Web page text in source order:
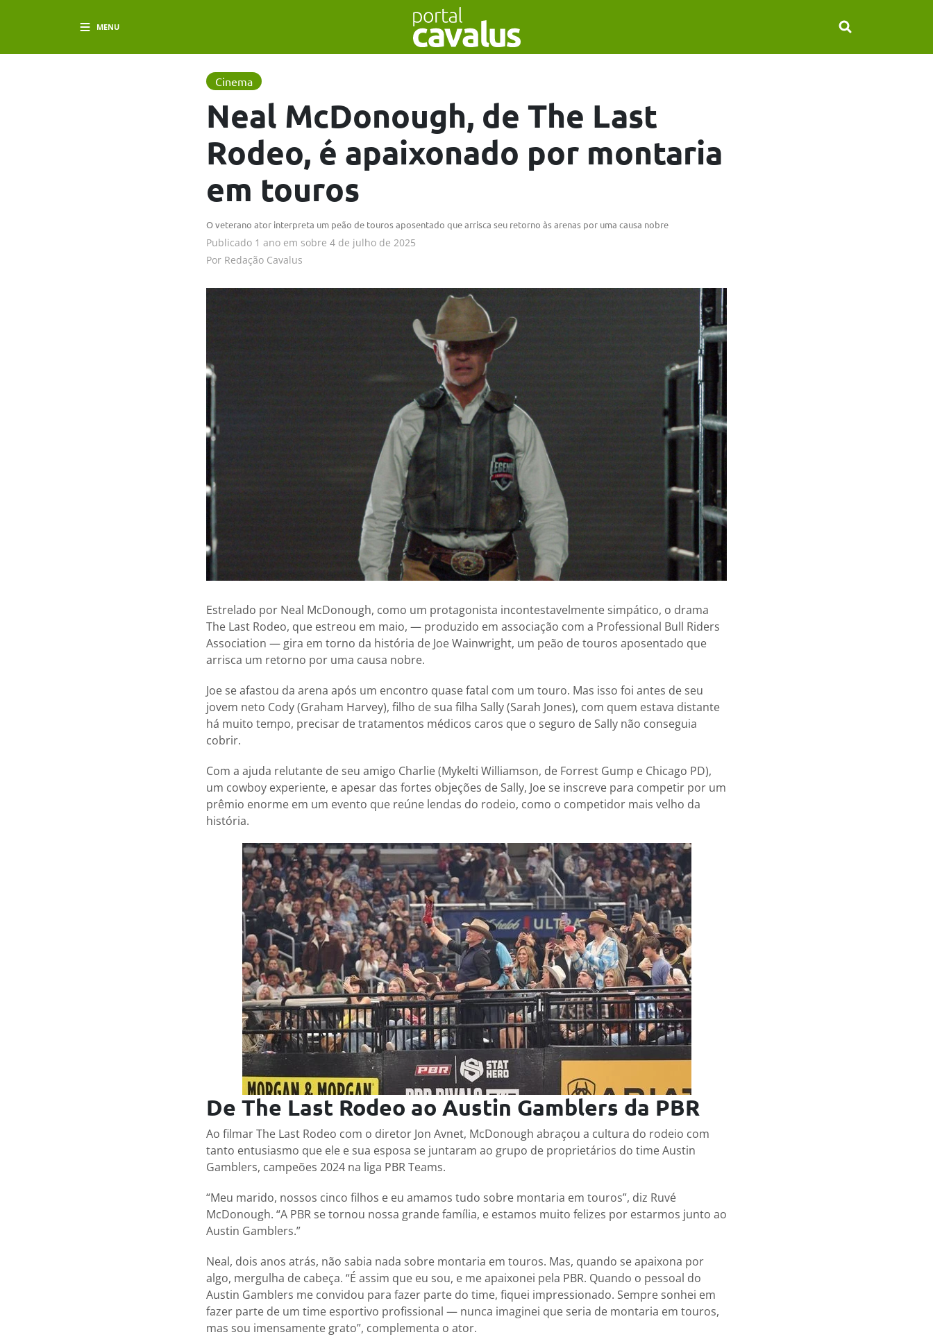
MENU
Cinema
Neal McDonough, de The Last
Rodeo, é apaixonado por montaria
em touros
O veterano ator interpreta um peão de touros aposentado que arrisca seu retorno às arenas por uma causa nobre
Publicado 1 ano em sobre 4 de julho de 2025
Por Redação Cavalus
Estrelado por Neal McDonough, como um protagonista incontestavelmente simpático, o drama
The Last Rodeo, que estreou em maio, — produzido em associação com a Professional Bull Riders
Association — gira em torno da história de Joe Wainwright, um peão de touros aposentado que
arrisca um retorno por uma causa nobre.
Joe se afastou da arena após um encontro quase fatal com um touro. Mas isso foi antes de seu
jovem neto Cody (Graham Harvey), filho de sua filha Sally (Sarah Jones), com quem estava distante
há muito tempo, precisar de tratamentos médicos caros que o seguro de Sally não conseguia
cobrir.
Com a ajuda relutante de seu amigo Charlie (Mykelti Williamson, de Forrest Gump e Chicago PD),
um cowboy experiente, e apesar das fortes objeções de Sally, Joe se inscreve para competir por um
prêmio enorme em um evento que reúne lendas do rodeio, como o competidor mais velho da
história.
De The Last Rodeo ao Austin Gamblers da PBR
Ao filmar The Last Rodeo com o diretor Jon Avnet, McDonough abraçou a cultura do rodeio com
tanto entusiasmo que ele e sua esposa se juntaram ao grupo de proprietários do time Austin
Gamblers, campeões 2024 na liga PBR Teams.
“Meu marido, nossos cinco filhos e eu amamos tudo sobre montaria em touros”, diz Ruvé
McDonough. “A PBR se tornou nossa grande família, e estamos muito felizes por estarmos junto ao
Austin Gamblers.”
Neal, dois anos atrás, não sabia nada sobre montaria em touros. Mas, quando se apaixona por
algo, mergulha de cabeça. “É assim que eu sou, e me apaixonei pela PBR. Quando o pessoal do
Austin Gamblers me convidou para fazer parte do time, fiquei impressionado. Sempre sonhei em
fazer parte de um time esportivo profissional — nunca imaginei que seria de montaria em touros,
mas sou imensamente grato”, complementa o ator.